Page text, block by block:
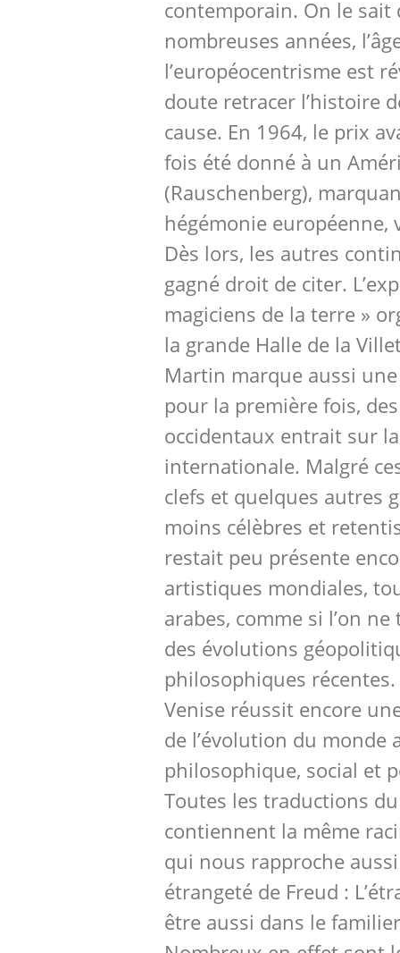
contemporain. On le sait
nombreuses années,
l’européocentrisme est
doute retracer l’histoire
cause. En 1964, le prix
fois été donné à un
(Rauschenberg),
hégémonie européenne,
Dès lors, les autres
gagné droit de citer.
magiciens de la terre »
la grande Halle de la
Martin marque aussi
pour la première fois,
occidentaux entrait sur
internationale. Malgré
clefs et quelques autres
moins célèbres et
restait peu présente
artistiques mondiales,
arabes, comme si l’on
des évolutions
philosophiques
Venise réussit encore
de l’évolution du monde
philosophique, social et
Toutes les traductions
contiennent la même
qui nous rapproche
étrangeté de Freud :
être aussi dans le